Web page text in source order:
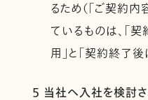
るため（「ご契約
ているものは、「
用」と「契約終了後
5 当社へ入社を検討